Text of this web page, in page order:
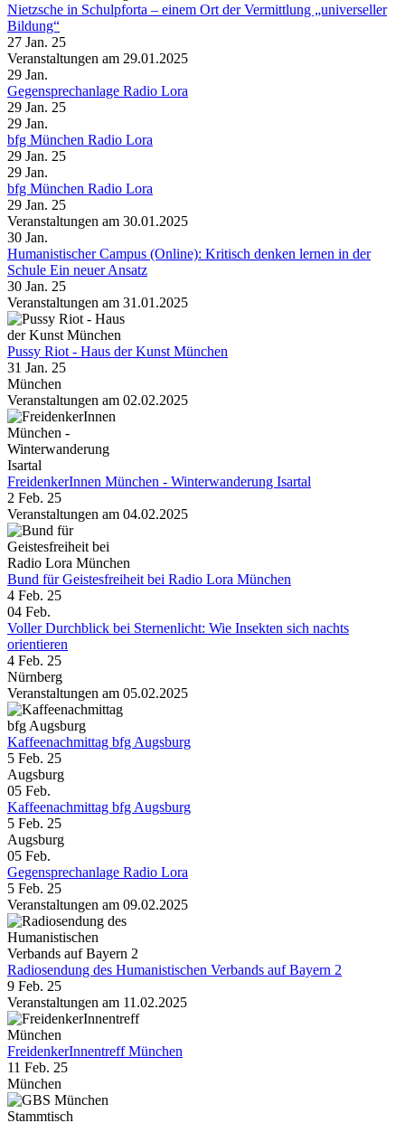
Nietzsche in Schulpforta – einem Ort der Vermittlung „universeller
Bildung“
27 Jan. 25
Veranstaltungen am 29.01.2025
29 Jan.
Gegensprechanlage Radio Lora
29 Jan. 25
29 Jan.
bfg München Radio Lora
29 Jan. 25
29 Jan.
bfg München Radio Lora
29 Jan. 25
Veranstaltungen am 30.01.2025
30 Jan.
Humanistischer Campus (Online): Kritisch denken lernen in der
Schule Ein neuer Ansatz
30 Jan. 25
Veranstaltungen am 31.01.2025
Pussy Riot - Haus der Kunst München
31 Jan. 25
München
Veranstaltungen am 02.02.2025
FreidenkerInnen München - Winterwanderung Isartal
2 Feb. 25
Veranstaltungen am 04.02.2025
Bund für Geistesfreiheit bei Radio Lora München
4 Feb. 25
04 Feb.
Voller Durch­blick bei Sternen­licht: Wie Insekten sich nachts
orientieren
4 Feb. 25
Nürnberg
Veranstaltungen am 05.02.2025
Kaffeenachmittag bfg Augsburg
5 Feb. 25
Augsburg
05 Feb.
Kaffeenachmittag bfg Augsburg
5 Feb. 25
Augsburg
05 Feb.
Gegensprechanlage Radio Lora
5 Feb. 25
Veranstaltungen am 09.02.2025
Radiosendung des Humanistischen Verbands auf Bayern 2
9 Feb. 25
Veranstaltungen am 11.02.2025
FreidenkerInnentreff München
11 Feb. 25
München